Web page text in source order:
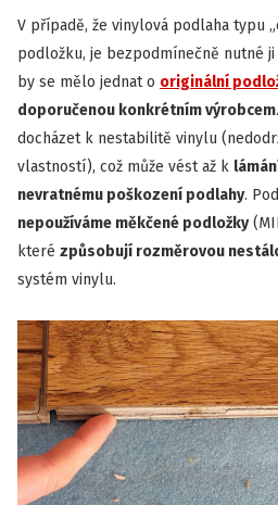
V případě, že vinylová podlaha typu
podložku, je bezpodmínečně nutné
by se mělo jednat o originální
doporučenou konkrétním výrobcem
docházet k nestabilitě vinylu
vlastností), což může vést až k
nevratnému poškození podlahy.
nepoužíváme měkčené podložky
které způsobují rozměrovou
systém vinylu.